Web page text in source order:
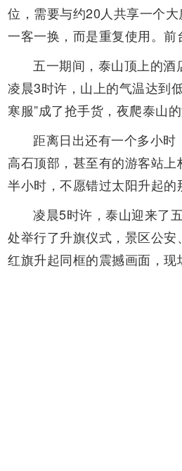
位，需要与约20人共享一个
一客一换，而是重复使用。前
五一期间，泰山顶上的酒
凌晨3时许，山上的气温达到
寒服”成了抢手货，夜爬泰山
距离日出还有一个多小
高石顶部，甚至有的游客站
半小时，不愿错过太阳升起的
凌晨5时许，泰山迎来了
处举行了升旗仪式，景区公
红旗升起同框的震撼画面，现